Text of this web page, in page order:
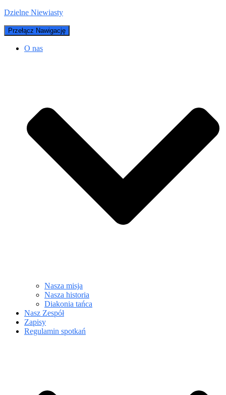
Dzielne Niewiasty
Przełącz Nawigację
O nas
Nasza misja
Nasza historia
Diakonia tańca
Nasz Zespół
Zapisy
Regulamin spotkań